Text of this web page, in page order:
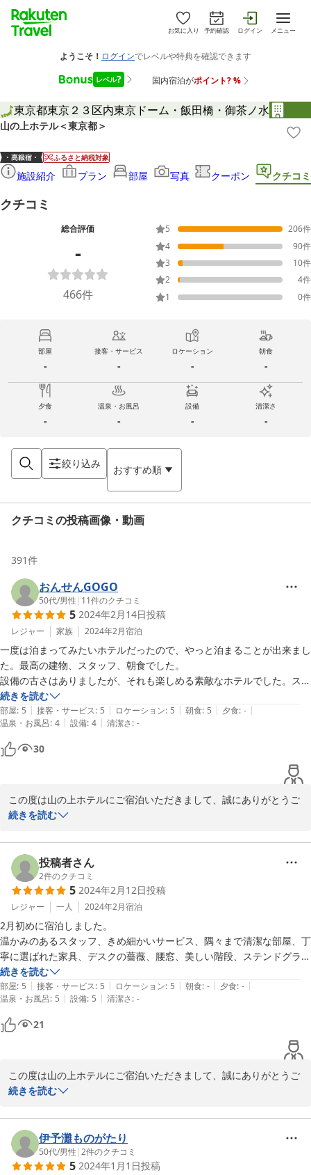
お気に入り 予約確認 ログイン メニュー
東京都東京２３区内東京ドーム・飯田橋・御茶ノ水
山の上ホテル＜東京都＞
ふるさと納税対象
施設紹介 プラン 部屋 写真 クーポン クチコミ
クチコミ
総合評価
-
466件
5 206件
4
90件
3
10件
2
4件
1
0件
部屋
-
接客・サービス
-
ロケーション
-
朝食
-
夕食
-
温泉・お風呂
-
設備
-
清潔さ
-
絞り込み おすすめ順
クチコミの投稿画像・動画
391件
おんせんGOGO
50代/男性 | 11件のクチコミ
5 2024年2月14日投稿
レジャー 家族 2024年2月宿泊
一度は泊まってみたいホテルだったので、やっと泊まることが出来まし
た。最高の建物、スタッフ、朝食でした。
設備の古さはありましたが、それも楽しめる素敵なホテルでした。スタ
ッフのかたすべてが「プロ」と感じました。休館前日だったので、多く
の方がロビーにおられたのでゆっくりと館内を見て感慨にふけることが
できなかったのが少し残念でしてた。
また再開したら是非泊まりに行きたいと思わせる、シティホテルとは異
なったクラシカルな趣のある素晴らしいホテルでした。
出来ればこの雰囲気を保って、再開して欲しいと強く願うばかりです。
続きを読む
部屋: 5 | 接客・サービス: 5 | ロケーション: 5 | 朝食: 5 | 夕食: - |
温泉・お風呂: 4 | 設備: 4 | 清潔さ: -
30
この度は山の上ホテルにご宿泊いただきまして、誠にありがとうご
ざいました。
す。
休館前の慌ただしい中のご滞在で行き届かない点が多々あったかと
察しますが、快適にお過ごしいただけたご様子が伺え大変嬉しく存
じます。
連日数多くのお客様にご来館いただき、感謝の気持ちでいっぱいで
ございました。
温かいご投稿を頂戴し、誠にありがとうございます。またいつかお
目にかかれる事を楽しみにいたしております。
2024-02-15
続きを読む
投稿者さん
2件のクチコミ
5 2024年2月12日投稿
レジャー 一人 2024年2月宿泊
2月初めに宿泊しました。
温かみのあるスタッフ、きめ細かいサービス、隅々まで清潔な部屋、丁
寧に選ばれた家具、デスクの薔薇、腰窓、美しい階段、ステンドグラ
ス、可愛いタイル、チャペルの屋根、文豪の書etc，映画をきりとった
ようでした。
初めての宿泊でしたが、何度もあるかのようにリラックスしすぎてしま
い、早起きできなかったのが残念でした（笑）
長く憧れのホテルで昨年秋に宿泊予約をとったのですが、その後休館の
発表がありびっくりしましたが、最後にご縁を分けて頂きいい思い出に
またご縁があったら（ありますように）絶対に泊まりたいホテルです。
ありがとうございました。
続きを読む
部屋: 5 | 接客・サービス: 5 | ロケーション: 5 | 朝食: - | 夕食: - |
温泉・お風呂: 5 | 設備: 5 | 清潔さ: -
21
この度は山の上ホテルにご宿泊いただきまして、誠にありがとうご
ざいます。
す。
快適にお過ごしいただけたご様子が伺え、大変嬉しく存じます。
連日数多くのお客様にご来館いただき、スタッフ皆感謝の気持ちで
いっぱいでございます。
続きを読む
伊予灘ものがたり
50代/男性 |2件のクチコミ
5 2024年1月1日投稿